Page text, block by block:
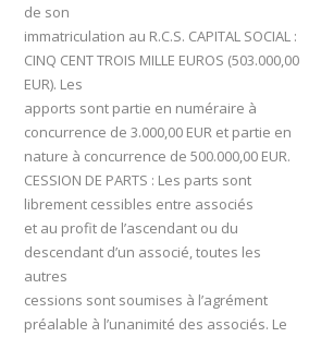
de son
immatriculation au R.C.S. CAPITAL SOCIAL :
CINQ CENT TROIS MILLE EUROS (503.000,00
EUR). Les
apports sont partie en numéraire à
concurrence de3.000,00 EUR et partie en
nature à concurrence de500.000,00 EUR.
CESSION DE PARTS : Les parts sont
librement cessibles entre associés
et au profit de l’ascendant ou du
descendant d’un associé, toutes les
autres
cessions sont soumises à l’agrément
préalable à l’unanimité des associés. Le